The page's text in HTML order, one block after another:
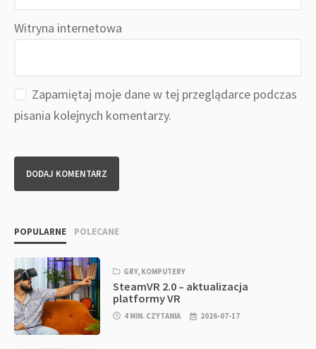
Witryna internetowa
Zapamiętaj moje dane w tej przeglądarce podczas
pisania kolejnych komentarzy.
POPULARNE POLECANE
GRY, KOMPUTERY
SteamVR 2.0 – aktualizacja
platformy VR
4 MIN. CZYTANIA 2026-07-17